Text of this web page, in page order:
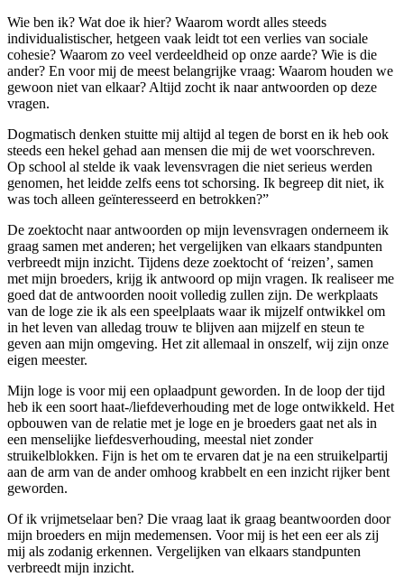
Wie ben ik? Wat doe ik hier? Waarom wordt alles steeds
individualistischer, hetgeen vaak leidt tot een verlies van sociale
cohesie? Waarom zo veel verdeeldheid op onze aarde? Wie is die
ander? En voor mij de meest belangrijke vraag: Waarom houden we
gewoon niet van elkaar? Altijd zocht ik naar antwoorden op deze
vragen.
Dogmatisch denken stuitte mij altijd al tegen de borst en ik heb ook
steeds een hekel gehad aan mensen die mij de wet voorschreven.
Op school al stelde ik vaak levensvragen die niet serieus werden
genomen, het leidde zelfs eens tot schorsing. Ik begreep dit niet, ik
was toch alleen geïnteresseerd en betrokken?”
De zoektocht naar antwoorden op mijn levensvragen onderneem ik
graag samen met anderen; het vergelijken van elkaars standpunten
verbreedt mijn inzicht. Tijdens deze zoektocht of ‘reizen’, samen
met mijn broeders, krijg ik antwoord op mijn vragen. Ik realiseer me
goed dat de antwoorden nooit volledig zullen zijn. De werkplaats
van de loge zie ik als een speelplaats waar ik mijzelf ontwikkel om
in het leven van alledag trouw te blijven aan mijzelf en steun te
geven aan mijn omgeving. Het zit allemaal in onszelf, wij zijn onze
eigen meester.
Mijn loge is voor mij een oplaadpunt geworden. In de loop der tijd
heb ik een soort haat-/liefdeverhouding met de loge ontwikkeld. Het
opbouwen van de relatie met je loge en je broeders gaat net als in
een menselijke liefdesverhouding, meestal niet zonder
struikelblokken. Fijn is het om te ervaren dat je na een struikelpartij
aan de arm van de ander omhoog krabbelt en een inzicht rijker bent
geworden.
Of ik vrijmetselaar ben? Die vraag laat ik graag beantwoorden door
mijn broeders en mijn medemensen. Voor mij is het een eer als zij
mij als zodanig erkennen. Vergelijken van elkaars standpunten
verbreedt mijn inzicht.